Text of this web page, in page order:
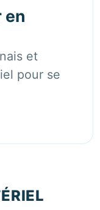
en
et
pour se